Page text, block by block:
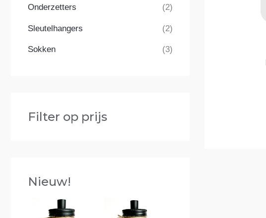
Onderzetters (2)
Sleutelhangers (2)
Sokken (3)
Filter op prijs
Nieuw!